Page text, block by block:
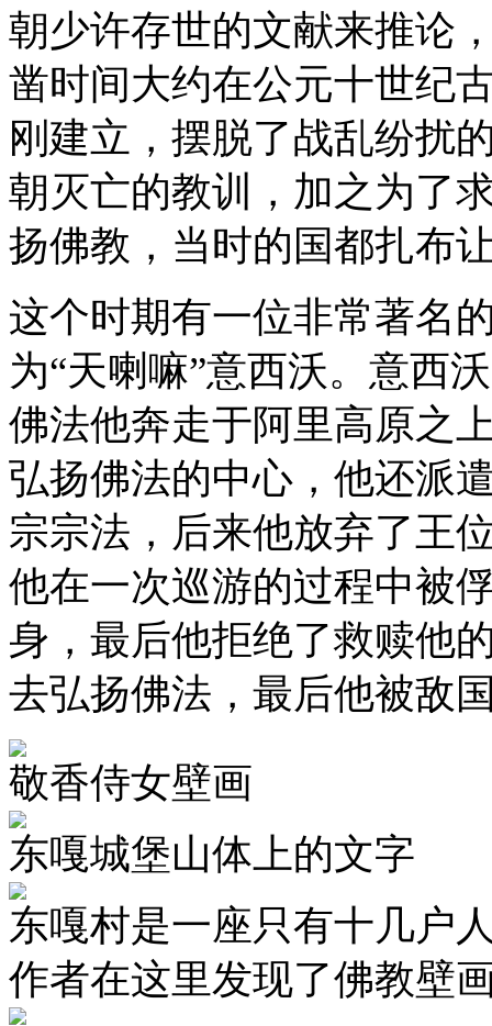
朝少许存世的文献来推论
凿时间大约在公元十世纪
刚建立，摆脱了战乱纷扰
朝灭亡的教训，加之为了
扬佛教，当时的国都扎布
这个时期有一位非常著名
为“天喇嘛”意西沃。意西
佛法他奔走于阿里高原之
弘扬佛法的中心，他还派
宗宗法，后来他放弃了王
他在一次巡游的过程中被
身，最后他拒绝了救赎他
去弘扬佛法，最后他被敌
敬香侍女壁画
东嘎城堡山体上的文字
东嘎村是一座只有十几户
作者在这里发现了佛教壁